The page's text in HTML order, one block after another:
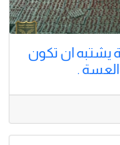
يشتبه ان تكون
.